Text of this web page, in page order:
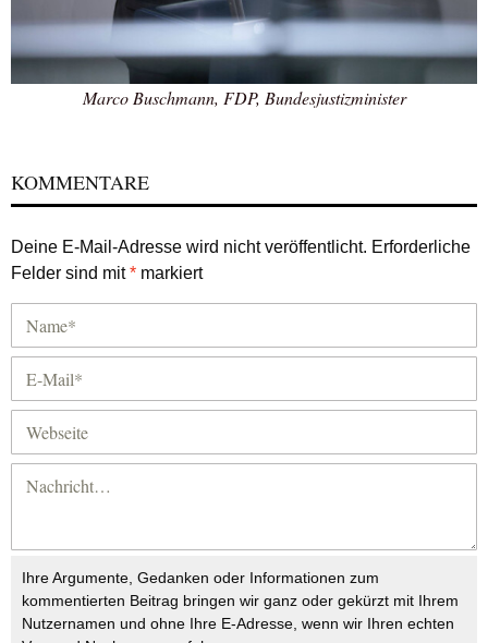
Marco Buschmann, FDP, Bundesjustizminister
KOMMENTARE
Deine E-Mail-Adresse wird nicht veröffentlicht. Erforderliche
Felder sind mit* markiert
Ihre Argumente, Gedanken oder Informationen zum
kommentierten Beitrag bringen wir ganz oder gekürzt mit Ihrem
Nutzernamen und ohne Ihre E-Adresse, wenn wir Ihren echten